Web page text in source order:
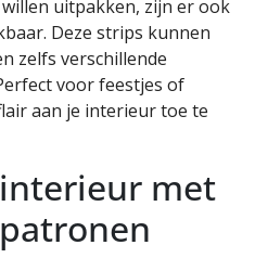
uitpakken, zijn er ook
Deze strips kunnen
zelfs verschillende
voor feestjes of
aan je interieur toe te
met